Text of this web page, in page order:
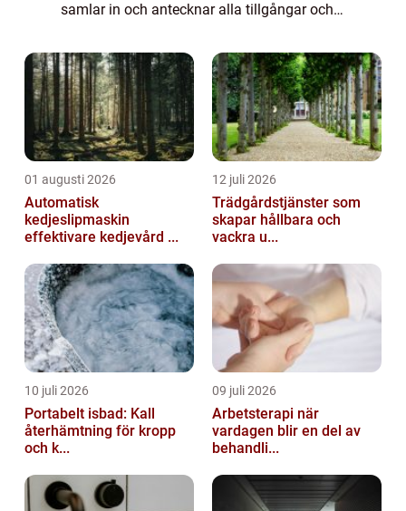
samlar in och antecknar alla tillgångar och
Det ...
01 augusti 2026
Automatisk
kedjeslipmaskin
effektivare kedjevård ...
12 juli 2026
Trädgårdstjänster som
skapar hållbara och
vackra u...
10 juli 2026
Portabelt isbad: Kall
återhämtning för kropp
och k...
09 juli 2026
Arbetsterapi när
vardagen blir en del av
behandli...